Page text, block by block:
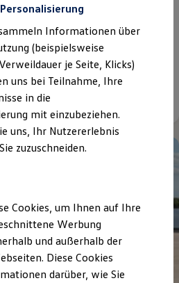
Class bei Volkswagen
finden
Life
€ Sonderzahlung | 48
Fahrleistung: 10.000 km
Informationen über
(beispielsweise
je Seite, Klicks)
uns bei Teilnahme, Ihre
in die
mit einzubeziehen.
uns, Ihr Nutzererlebnis
zuzuschneiden.
Cookies, um Ihnen auf Ihre
Werbung
und außerhalb der
Diese Cookies
darüber, wie Sie